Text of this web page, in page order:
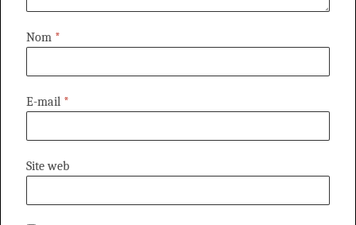
Nom *
E-mail *
Site web